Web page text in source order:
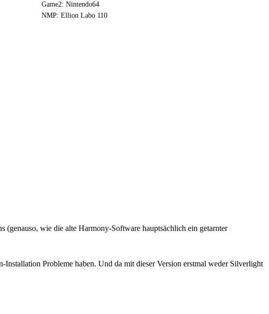
Game2: Nintendo64
NMP: Ellion Labo 110
wie die alte Harmony-Software hauptsächlich ein getarnter
Probleme haben. Und da mit dieser Version erstmal weder Silverlight